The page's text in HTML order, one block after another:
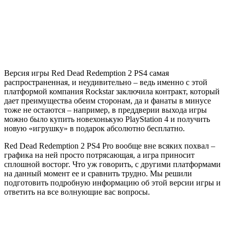
Версия игры Red Dead Redemption 2 PS4 самая
распространенная, и неудивительно – ведь именно с этой
платформой компания Rockstar заключила контракт, который
дает преимущества обеим сторонам, да и фанаты в минусе
тоже не остаются – например, в преддверии выхода игры
можно было купить новехонькую PlayStation 4 и получить
новую «игрушку» в подарок абсолютно бесплатно.
Red Dead Redemption 2 PS4 Pro вообще вне всяких похвал –
графика на ней просто потрясающая, а игра приносит
сплошной восторг. Что уж говорить, с другими платформами
на данный момент ее и сравнить трудно. Мы решили
подготовить подробную информацию об этой версии игры и
ответить на все волнующие вас вопросы.